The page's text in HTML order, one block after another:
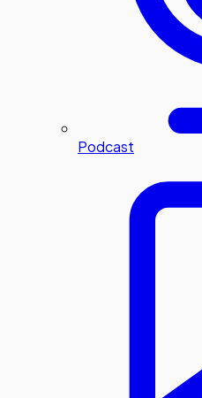
Podcast